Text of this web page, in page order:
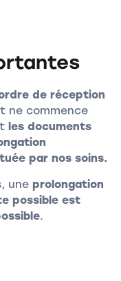
de réception
ne commence
les documents
par nos soins.
une prolongation
possible est
.